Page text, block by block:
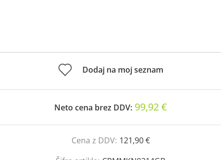
Dodaj na moj seznam
Neto cena brez DDV: 99,92 €
Cena z DDV: 121,90 €